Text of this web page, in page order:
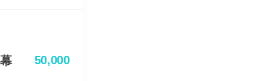
50,000